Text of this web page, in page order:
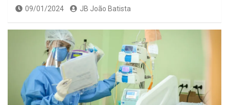
09/01/2024 JB João Batista